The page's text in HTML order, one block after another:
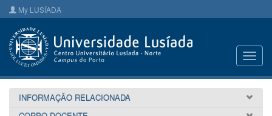
My LUSÍADA
INFORMAÇÃO RELACIONADA